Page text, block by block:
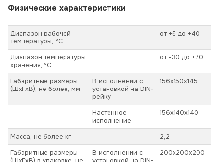
Физические характеристики
Диапазон рабочей
температуры, ºС
от +5 до +40
Диапазон температуры
хранения, ºС
от -30 до +70
Габаритные размеры
(ШхГхВ), не более, мм
В исполнении с
установкой на DIN-
рейку
156х150х145
Настенное
исполнение
156х140х140
Масса, не более кг
2,2
Габаритные размеры
В исполнении с
200х200х200